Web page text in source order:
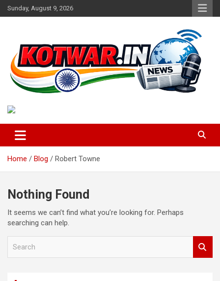
Skip
to
Sunday, August 9, 2026
kotwar.in
Home Blog Robert Towne
Nothing Found
It seems we can’t find what you’re looking for. Perhaps
searching can help.